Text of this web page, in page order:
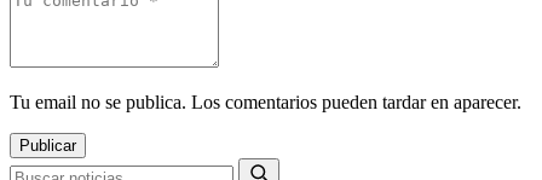
Tu email no se publica. Los comentarios pueden tardar en aparecer.
Publicar